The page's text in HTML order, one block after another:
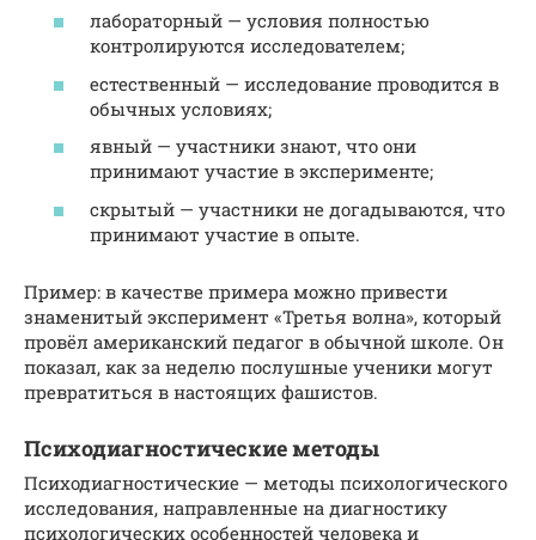
лабораторный — условия полностью
контролируются исследователем;
естественный — исследование проводится в
обычных условиях;
явный — участники знают, что они
принимают участие в эксперименте;
скрытый — участники не догадываются, что
принимают участие в опыте.
Пример: в качестве примера можно привести
знаменитый эксперимент «Третья волна», который
провёл американский педагог в обычной школе. Он
показал, как за неделю послушные ученики могут
превратиться в настоящих фашистов.
Психодиагностические методы
Психодиагностические — методы психологического
исследования, направленные на диагностику
психологических особенностей человека и